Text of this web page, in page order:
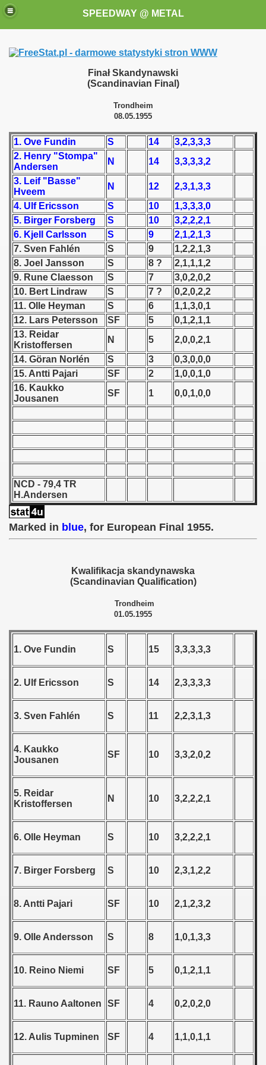
SPEEDWAY @ METAL
Finał Skandynawski
(Scandinavian Final)
Trondheim
08.05.1955
1. Ove Fundin S 14
3,2,3,3,3
2. Henry "Stompa"
Andersen
N 14
3,3,3,3,2
3. Leif "Basse"
Hveem
N 12
2,3,1,3,3
4. Ulf Ericsson
S 10
1,3,3,3,0
5. Birger Forsberg
S 10
3,2,2,2,1
6. Kjell Carlsson
S 9
2,1,2,1,3
7. Sven Fahlén
S 9
1,2,2,1,3
8. Joel Jansson
S 8 ?
2,1,1,1,2
9. Rune Claesson
S 7
3,0,2,0,2
10. Bert Lindraw
S 7 ?
0,2,0,2,2
11. Olle Heyman
S 6
1,1,3,0,1
12. Lars Petersson
SF 5
0,1,2,1,1
13. Reidar
Kristoffersen
N 5
2,0,0,2,1
14. Göran Norlén
S 3
0,3,0,0,0
15. Antti Pajari
SF 2
1,0,0,1,0
16. Kaukko
Jousanen
SF 1 0,0,1,0,0
NCD - 79,4 TR
H.Andersen
Marked in blue, for European Final 1955.
Kwalifikacja skandynawska
(Scandinavian Qualification)
Trondheim
01.05.1955
1. Ove Fundin S 15 3,3,3,3,3
2. Ulf Ericsson S 14 2,3,3,3,3
3. Sven Fahlén S 11 2,2,3,1,3
4. Kaukko
Jousanen
SF 10 3,3,2,0,2
5. Reidar
Kristoffersen
N 10 3,2,2,2,1
6. Olle Heyman S 10 3,2,2,2,1
7. Birger Forsberg S 10 2,3,1,2,2
8. Antti Pajari SF 10 2,1,2,3,2
9. Olle Andersson S 8 1,0,1,3,3
10. Reino Niemi SF 5 0,1,2,1,1
11. Rauno Aaltonen SF 4 0,2,0,2,0
12. Aulis Tupminen SF 4 1,1,0,1,1
these speedway programms)
(My speedway programmes to exchange or sale)
Świata (World Speedway Championship)
1946
- 1952
- 1953
- 1954
- 1955
- 1955
Qualification) - 1955
- 1955
Qualifications) - 1955
Round) - 1955
- 1957
- 1959
- 1961
- 1963